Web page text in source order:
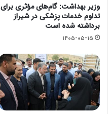
وزیر بهداشت: گام‌های مؤثری برای
تداوم خدمات پزشکی در شیراز
برداشته شده است
۱۴۰۵-۰۵-۱۵